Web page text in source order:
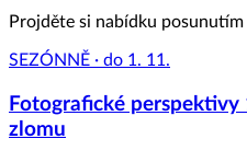
Projděte si nabídku
SEZÓNNĚ · do 1. 11.
Fotografické
zlomu